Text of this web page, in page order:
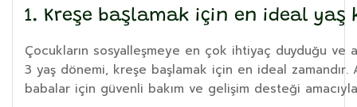
1. Kreşe başlamak için en ideal yaş
Çocukların sosyalleşmeye en çok ihtiyaç duyduğu ve
3 yaş dönemi, kreşe başlamak için en ideal zamandır.
babalar için güvenli bakım ve gelişim desteği